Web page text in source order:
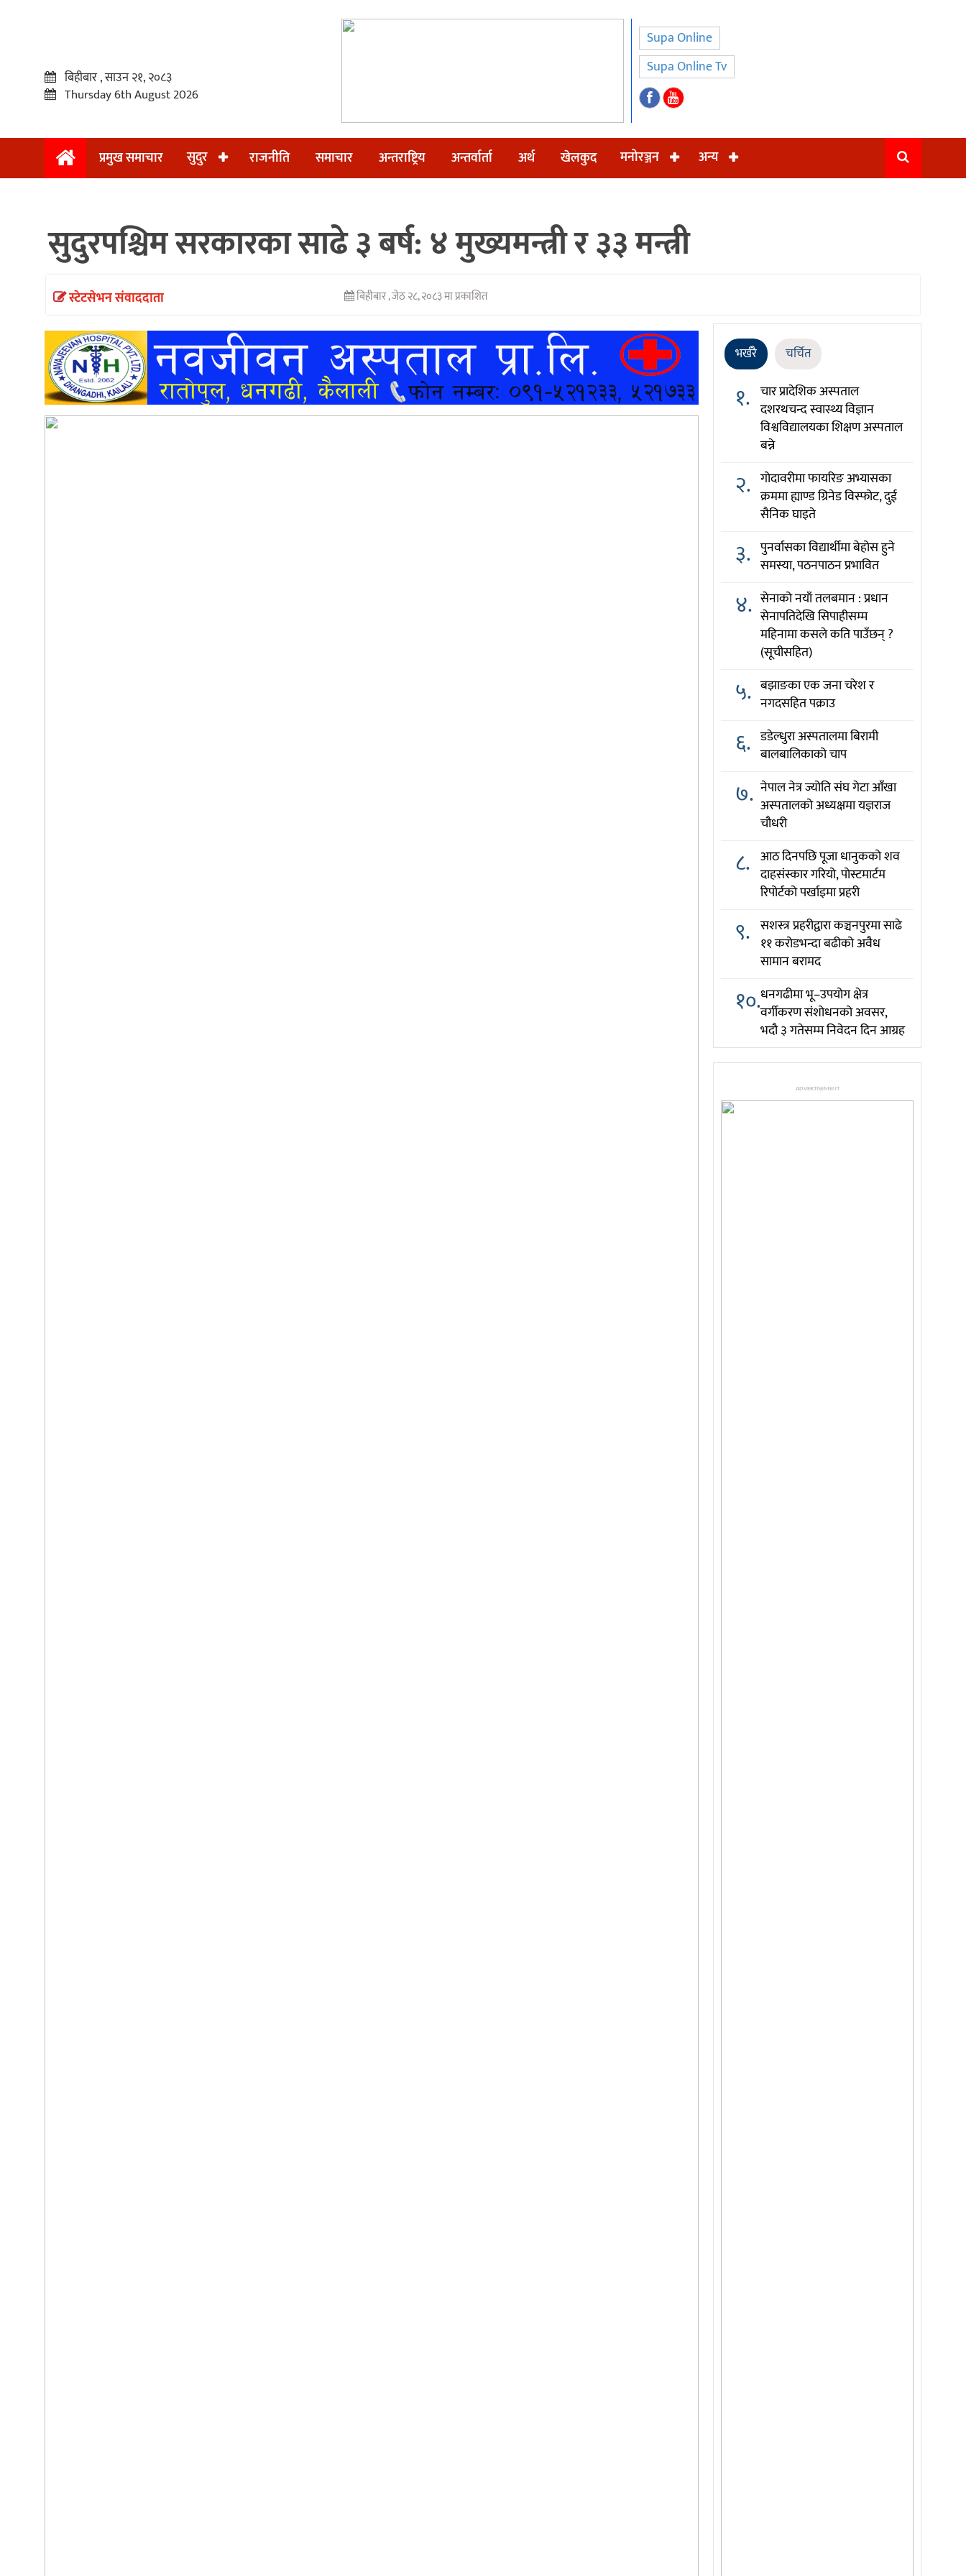
प्रमुख
राजनीति
समाचार
अन्तर्वार्ता
खेलकुद
बिहीबार , साउन २१, २०८३
Thursday 6th August 2026
Supa Online
Supa Online Tv
प्रमुख समाचार सुदुर राजनीति समाचार अन्तराष्ट्रिय अन्तर्वार्ता अर्थ खेलकुद मनोरञ्जन अन्य
सुदुरपश्चिम सरकारका साढे ३ बर्ष: ४ मुख्यमन्त्री र ३३ मन्त्री
स्टेटसेभन संवाददाता बिहीबार , जेठ २८, २०८३ मा प्रकाशित
भर्खरै चर्चित
१. चार प्रादेशिक अस्पताल
दशरथचन्द स्वास्थ्य विज्ञान
विश्वविद्यालयका शिक्षण अस्पताल
बन्ने
२. गोदावरीमा फायरिङ अभ्यासका
क्रममा ह्याण्ड ग्रिनेड विस्फोट, दुई
सैनिक घाइते
३. पुनर्वासका विद्यार्थीमा बेहोस हुने
समस्या, पठनपाठन प्रभावित
४. सेनाको नयाँ तलबमान : प्रधान
सेनापतिदेखि सिपाहीसम्म
महिनामा कसले कति पाउँछन् ?
(सूचीसहित)
५. बझाङका एक जना चरेश र
नगदसहित पक्राउ
६. डडेल्धुरा अस्पतालमा बिरामी
बालबालिकाको चाप
७. नेपाल नेत्र ज्योति संघ गेटा आँखा
अस्पतालको अध्यक्षमा यज्ञराज
चौधरी
८. आठ दिनपछि पूजा धानुकको शव
दाहसंस्कार गरियो, पोस्टमार्टम
रिपोर्टको पर्खाइमा प्रहरी
९. सशस्त्र प्रहरीद्वारा कञ्चनपुरमा साढे
११ करोडभन्दा बढीको अवैध
सामान बरामद
१०.धनगढीमा भू–उपयोग क्षेत्र
वर्गीकरण संशोधनको अवसर,
भदौ ३ गतेसम्म निवेदन दिन आग्रह
ADVERTISEMENT